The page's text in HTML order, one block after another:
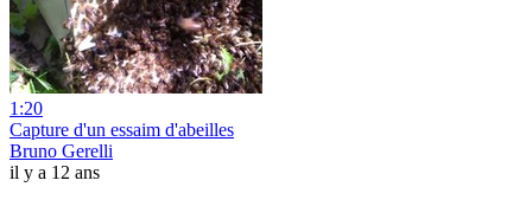
1:20
Capture d'un essaim d'abeilles
Bruno Gerelli
il y a 12 ans